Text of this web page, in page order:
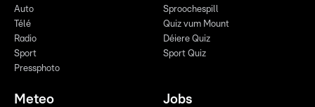
Auto
Télé
Radio
Sport
Pressphoto
Sproochespill
Quiz vum Mount
Déiere Quiz
Sport Quiz
Meteo Jobs